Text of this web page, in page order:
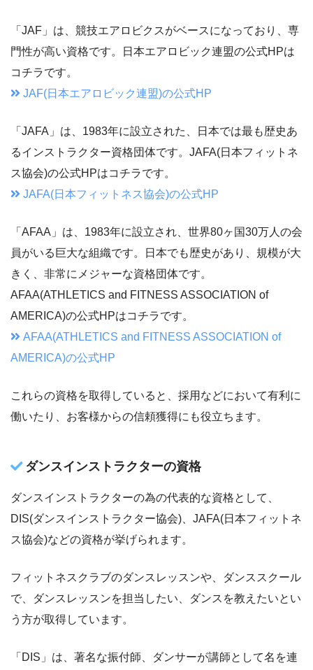
「JAF」は、競技エアロビクスがベースになっており、専
門性が高い資格です。日本エアロビック連盟の公式HPは
コチラです。
JAF(日本エアロビック連盟)の公式HP
「JAFA」は、1983年に設立された、日本では最も歴史あ
るインストラクター資格団体です。JAFA(日本フィットネ
ス協会)の公式HPはコチラです。
JAFA(日本フィットネス協会)の公式HP
「AFAA」は、1983年に設立され、世界80ヶ国30万人の会
員がいる巨大な組織です。日本でも歴史があり、規模が大
きく、非常にメジャーな資格団体です。
AFAA(ATHLETICS and FITNESS ASSOCIATION of
AMERICA)の公式HPはコチラです。
AFAA(ATHLETICS and FITNESS ASSOCIATION of
AMERICA)の公式HP
これらの資格を取得していると、採用などにおいて有利に
働いたり、お客様からの信頼獲得にも役立ちます。
ダンスインストラクターの資格
ダンスインストラクターの為の代表的な資格として、
DIS(ダンスインストラクター協会)、JAFA(日本フィットネ
ス協会)などの資格が挙げられます。
フィットネスクラブのダンスレッスンや、ダンススクール
で、ダンスレッスンを担当したい、ダンスを教えたいとい
う方が取得しています。
「DIS」は、著名な振付師、ダンサーが講師として名を連